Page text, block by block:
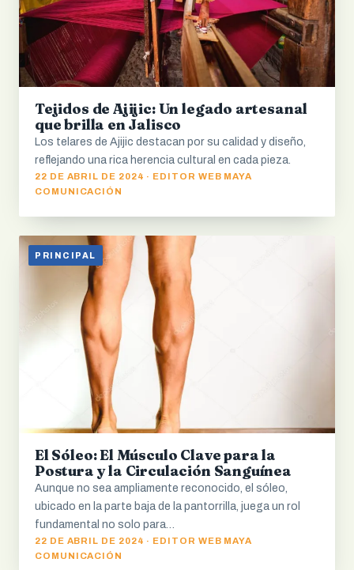
Tejidos de Ajijic: Un legado artesanal
que brilla en Jalisco
Los telares de Ajijic destacan por su calidad y diseño,
reflejando una rica herencia cultural en cada pieza.
22 DE ABRIL DE 2024 · EDITOR WEB MAYA
COMUNICACIÓN
PRINCIPAL
El Sóleo: El Músculo Clave para la
Postura y la Circulación Sanguínea
Aunque no sea ampliamente reconocido, el sóleo,
ubicado en la parte baja de la pantorrilla, juega un rol
fundamental no solo para…
22 DE ABRIL DE 2024 · EDITOR WEB MAYA
COMUNICACIÓN